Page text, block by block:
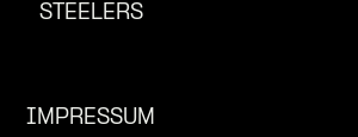
STEELERS
IMPRESSUM